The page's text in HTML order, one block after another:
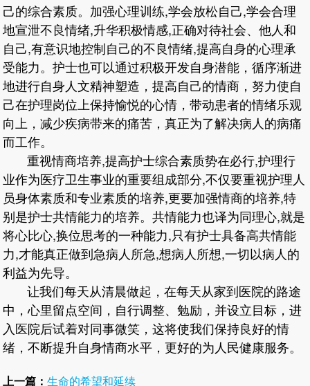
己的综合素质。加强心理训练,学会放松自己,学会合理
地宣泄不良情绪,升华积极情感,正确对待社会、他人和
自己,有意识地控制自己的不良情绪,提高自身的心理承
受能力。护士也可以通过积极开发自身潜能，循序渐进
地进行自身人文精神塑造，提高自己的情商，努力使自
己在护理岗位上保持愉悦的心情，带动患者的情绪乐观
向上，减少疾病带来的痛苦，真正为了解决病人的病痛
而工作。
重视情商培养,提高护士综合素质势在必行,护理行
业作为医疗卫生事业的重要组成部分,不仅要重视护理人
员身体素质和专业素质的培养,更要加强情商的培养,特
别是护士共情能力的培养。共情能力也译为同理心,就是
将心比心,换位思考的一种能力,只有护士具备高共情能
力,才能真正做到急病人所急,想病人所想,一切以病人的
利益为先导。
让我们每天从清晨做起，在每天从家到医院的路途
中，心里留点空间，自行调整、勉励，并设立目标，进
入医院后试着对同事微笑，这将使我们保持良好的情
绪，不断提升自身情商水平，更好的为人民健康服务。
上一篇：生命的希望和延续